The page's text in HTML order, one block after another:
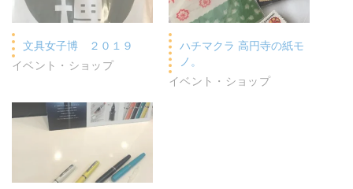
文具女子博 ２０１９
イベント・ショップ
ハチマクラ 高円寺の紙モ
ノ。
イベント・ショップ